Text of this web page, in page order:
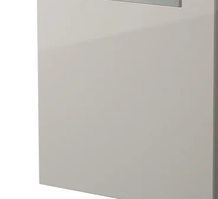
Dekoratívne panely & dvierka